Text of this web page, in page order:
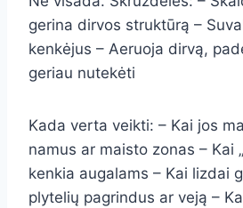
gerina dirvos struktūrą –
kenkėjus – Aeruoja dirvą,
geriau nutekėti
Kada verta veikti: – Kai jos
namus ar maisto zonas – Kai
kenkia augalams – Kai lizdai
plytelių pagrindus ar veją –